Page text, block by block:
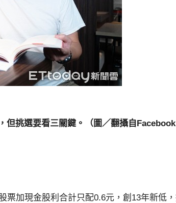
挑選要看三關鍵。（圖／翻攝自
票加現金股利合計只配0.6元，創13年新低